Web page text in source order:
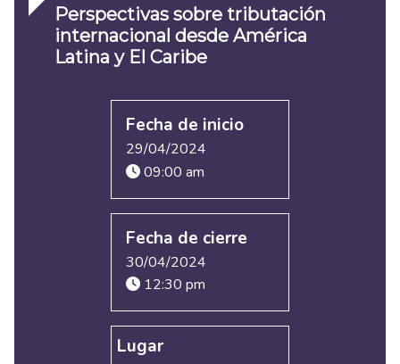
Perspectivas sobre tributación
internacional desde América
Latina y El Caribe
Fecha de inicio
29/04/2024
09:00 am
Fecha de cierre
30/04/2024
12:30 pm
Lugar